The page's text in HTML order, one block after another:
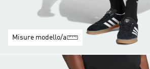
Misure modello/a